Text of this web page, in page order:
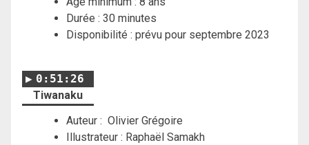
Durée : 30 minutes
Disponibilité : prévu pour septembre 2023
0:51:26
Tiwanaku
Auteur : Olivier Grégoire
Illustrateur : Raphaël Samakh